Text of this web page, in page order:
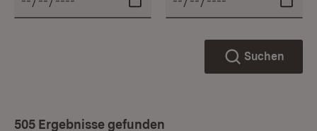
Suchen
505 Ergebnisse gefunden